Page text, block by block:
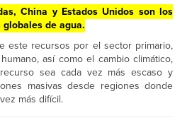
China y Estados Unidos son los
de agua.
este recursos por el sector primario,
así como el cambio climático,
sea cada vez más escaso y
masivas desde regiones donde
más difícil.